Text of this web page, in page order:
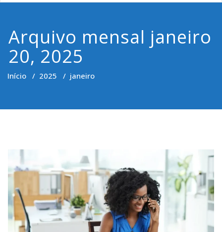
Arquivo mensal janeiro
20, 2025
Início / 2025 / janeiro